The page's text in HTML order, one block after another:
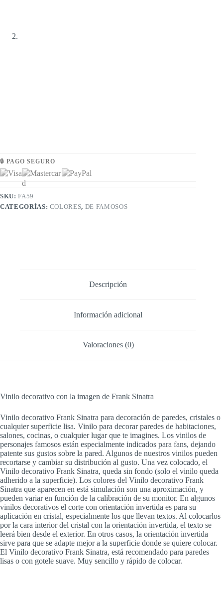
🔒 PAGO SEGURO
SKU:FA59
CATEGORÍAS: COLORES, DE FAMOSOS
Descripción
Información adicional
Valoraciones (0)
Vinilo decorativo con la imagen de Frank Sinatra
Vinilo decorativo Frank Sinatra para decoración de paredes, cristales o
cualquier superficie lisa. Vinilo para decorar paredes de habitaciones,
salones, cocinas, o cualquier lugar que te imagines. Los vinilos de
personajes famosos están especialmente indicados para fans, dejando
patente sus gustos sobre la pared. Algunos de nuestros vinilos pueden
recortarse y cambiar su distribución al gusto. Una vez colocado, el
Vinilo decorativo Frank Sinatra, queda sin fondo (solo el vinilo queda
adherido a la superficie). Los colores del Vinilo decorativo Frank
Sinatra que aparecen en está simulación son una aproximación, y
pueden variar en función de la calibración de su monitor. En algunos
vinilos decorativos el corte con orientación invertida es para su
aplicación en cristal, especialmente los que llevan textos. Al colocarlos
por la cara interior del cristal con la orientación invertida, el texto se
leerá bien desde el exterior. En otros casos, la orientación invertida
sirve para que se adapte mejor a la superficie donde se quiere colocar.
El Vinilo decorativo Frank Sinatra, está recomendado para paredes
lisas o con gotele suave. Muy sencillo y rápido de colocar.